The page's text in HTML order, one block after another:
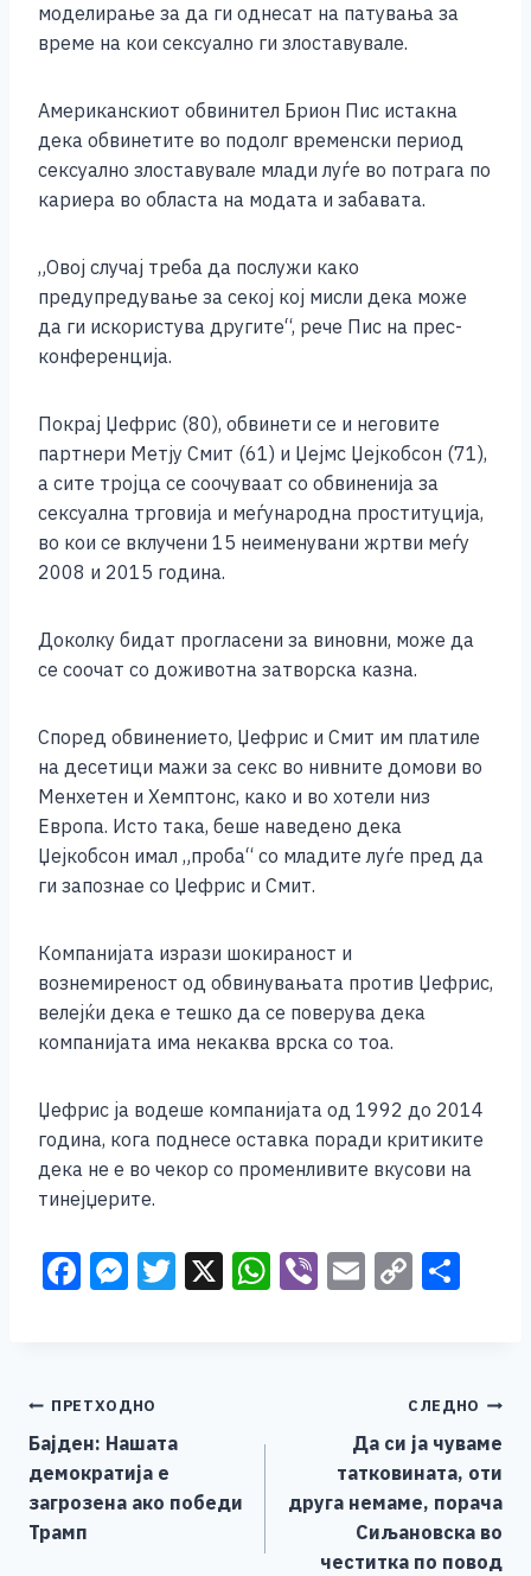
моделирање за да ги однесат на патувања за
време на кои сексуално ги злоставувале.
Американскиот обвинител Брион Пис истакна
дека обвинетите во подолг временски период
сексуално злоставувале млади луѓе во потрага по
кариера во областа на модата и забавата.
„Овој случај треба да послужи како
предупредување за секој кој мисли дека може
да ги искористува другите“, рече Пис на прес-
конференција.
Покрај Џефрис (80), обвинети се и неговите
партнери Метју Смит (61) и Џејмс Џејкобсон (71),
а сите тројца се соочуваат со обвиненија за
сексуална трговија и меѓународна проституција,
во кои се вклучени 15 неименувани жртви меѓу
2008 и 2015 година.
Доколку бидат прогласени за виновни, може да
се соочат со доживотна затворска казна.
Според обвинението, Џефрис и Смит им платиле
на десетици мажи за секс во нивните домови во
Менхетен и Хемптонс, како и во хотели низ
Европа. Исто така, беше наведено дека
Џејкобсон имал „проба“ со младите луѓе пред да
ги запознае со Џефрис и Смит.
Компанијата изрази шокираност и
вознемиреност од обвинувањата против Џефрис,
велејќи дека е тешко да се поверува дека
компанијата има некаква врска со тоа.
Џефрис ја водеше компанијата од 1992 до 2014
година, кога поднесе оставка поради критиките
дека не е во чекор со променливите вкусови на
тинејџерите.
F
b
o
o
k
M
n
g
er
T X W
p
Vi E C
Li
n
k
Навигација
на
напис
ПРЕТХОДНО
Бајден: Нашата
демократија е
загрозена ако победи
Трамп
СЛЕДНО
Да си ја чуваме
татковината, оти
друга немаме, порача
Сиљановска во
честитка по повод